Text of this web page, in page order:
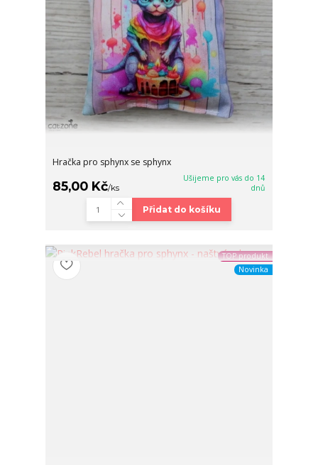
Hračka pro sphynx se sphynx
85,00 Kč/ks
Ušijeme pro vás do 14
dnů
Přidat do košíku
TOP produkt
Novinka